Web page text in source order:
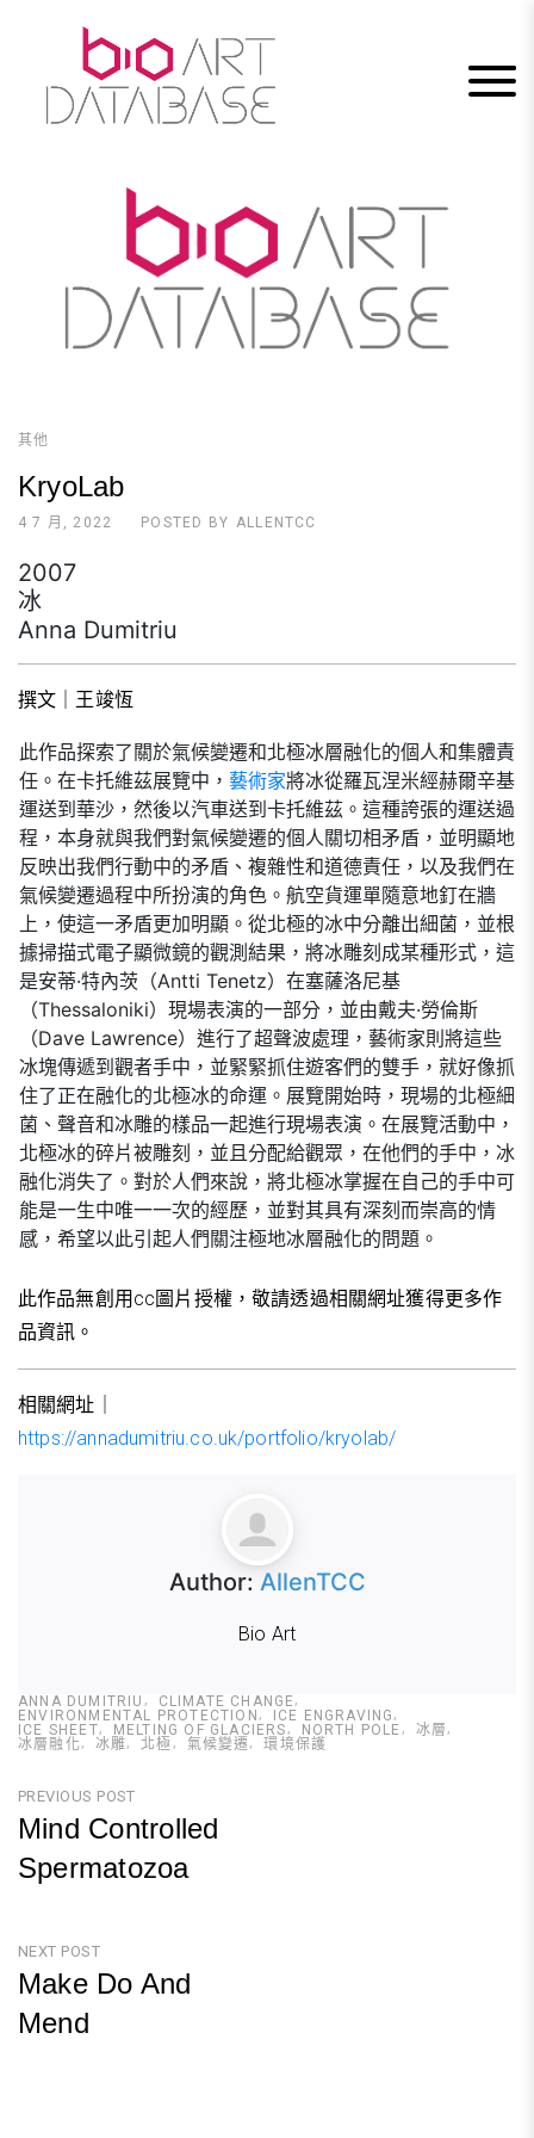
其他
KryoLab
4 7 月, 2022 POSTED BY ALLENTCC
2007
冰
Anna Dumitriu
撰文｜王竣恆
此作品探索了關於氣候變遷和北極冰層融化的個人和集體責
任。在卡托維茲展覽中， 藝術家將冰從羅瓦涅米經赫爾辛基
運送到華沙，然後以汽車送到卡托維茲。這種誇張的運送過
程，本身就與我們對氣候變遷的個人關切相矛盾，並明顯地
反映出我們行動中的矛盾、複雜性和道德責任，以及我們在
氣候變遷過程中所扮演的角色。航空貨運單隨意地釘在牆
上，使這一矛盾更加明顯。 從北極的冰中分離出細菌，並根
據掃描式電子顯微鏡的觀測結果，將冰雕刻成某種形式，這
是安蒂·特內茨（Antti Tenetz）在塞薩洛尼基
（Thessaloniki）現場表演的一部分，並由戴夫·勞倫斯
（Dave Lawrence）進行了超聲波處理，藝術家則將這些
冰塊傳遞到觀者手中，並緊緊抓住遊客們的雙手，就好像抓
住了正在融化的北極冰的命運。 展覽開始時，現場的北極細
菌、聲音和冰雕的樣品一起進行現場表演。在展覽活動中，
北極冰的碎片被雕刻，並且分配給觀眾，在他們的手中，冰
融化消失了。對於人們來說，將北極冰掌握在自己的手中可
能是一生中唯一一次的經歷，並對其具有深刻而崇高的情
感，希望以此引起人們關注極地冰層融化的問題。
此作品無創用cc圖片授權，敬請透過相關網址獲得更多作
品資訊。
相關網址｜
https://annadumitriu.co.uk/portfolio/kryolab/
Author: AllenTCC
Bio Art
ANNA DUMITRIU
CLIMATE CHANGE
ENVIRONMENTAL PROTECTION
ICE ENGRAVING
ICE SHEET
MELTING OF GLACIERS NORTH POLE
冰層
冰層融化
冰雕 北極 氣候變遷 環境保護
文
章
導
覽
PREVIOUS POST
Mind Controlled
Spermatozoa
NEXT POST
Make Do And
Mend